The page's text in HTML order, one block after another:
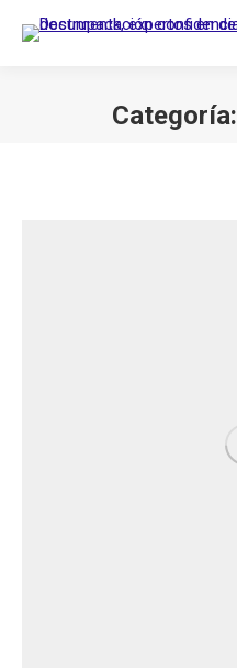
Categoría: